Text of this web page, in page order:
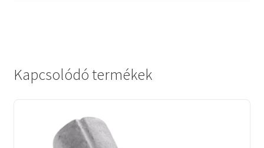
Kapcsolódó termékek